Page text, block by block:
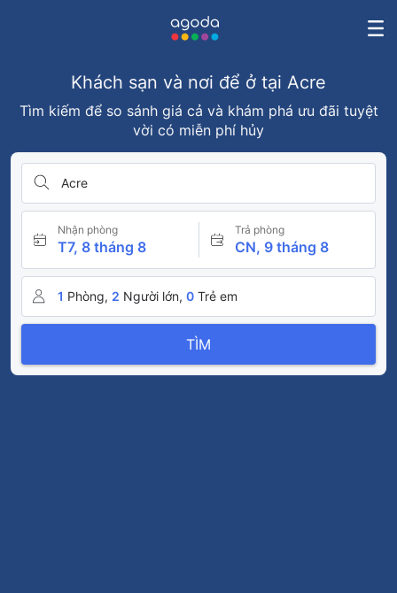
Khách sạn và nơi để ở tại Acre
Tìm kiếm để so sánh giá cả và khám phá ưu đãi tuyệt
vời có miễn phí hủy
Acre
Nhận phòng
T7, 8 tháng 8
Trả phòng
CN, 9 tháng 8
1 Phòng, 2 Người lớn, 0 Trẻ em
TÌM